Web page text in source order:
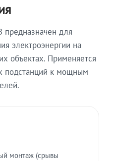
для
электроэнергии на
объектах. Применяется
подстанций к мощным
монтаж (срывы